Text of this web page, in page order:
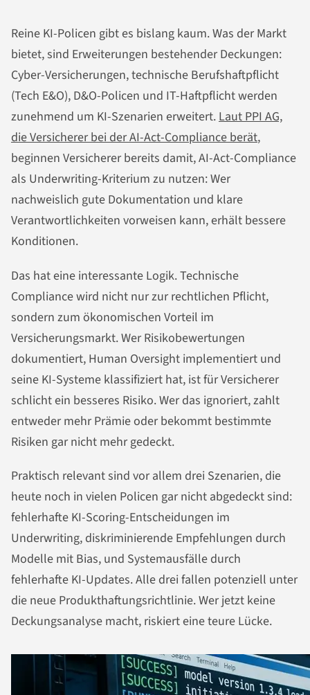
Reine KI-Policen gibt es bislang kaum. Was der Markt
bietet, sind Erweiterungen bestehender Deckungen:
Cyber-Versicherungen, technische Berufshaftpflicht
(Tech E&O), D&O-Policen und IT-Haftpflicht werden
zunehmend um KI-Szenarien erweitert. Laut PPI AG,
die Versicherer bei der AI-Act-Compliance berät,
beginnen Versicherer bereits damit, AI-Act-Compliance
als Underwriting-Kriterium zu nutzen: Wer
nachweislich gute Dokumentation und klare
Verantwortlichkeiten vorweisen kann, erhält bessere
Konditionen.
Das hat eine interessante Logik. Technische
Compliance wird nicht nur zur rechtlichen Pflicht,
sondern zum ökonomischen Vorteil im
Versicherungsmarkt. Wer Risikobewertungen
dokumentiert, Human Oversight implementiert und
seine KI-Systeme klassifiziert hat, ist für Versicherer
schlicht ein besseres Risiko. Wer das ignoriert, zahlt
entweder mehr Prämie oder bekommt bestimmte
Risiken gar nicht mehr gedeckt.
Praktisch relevant sind vor allem drei Szenarien, die
heute noch in vielen Policen gar nicht abgedeckt sind:
fehlerhafte KI-Scoring-Entscheidungen im
Underwriting, diskriminierende Empfehlungen durch
Modelle mit Bias, und Systemausfälle durch
fehlerhafte KI-Updates. Alle drei fallen potenziell unter
die neue Produkthaftungsrichtlinie. Wer jetzt keine
Deckungsanalyse macht, riskiert eine teure Lücke.